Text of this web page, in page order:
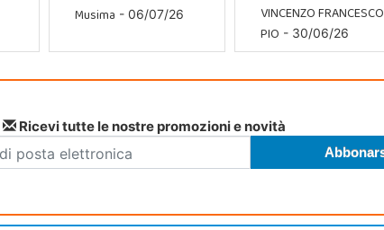
Musima - 06/07/26 VINCENZO FRANCESCO
PIO - 30/06/26
Ricevi tutte le nostre promozioni e novità